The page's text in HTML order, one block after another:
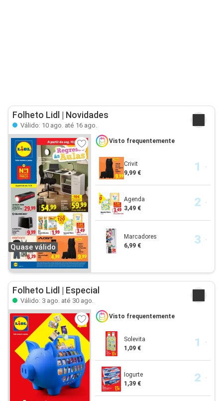
Folheto Lidl | Novidades
Válido: 10 ago. até 16 ago.
Quase válido
Visto frequentemente
Crivit
9,99 €
Agenda
3,49 €
Marcadores
6,99 €
Folheto Lidl | Especial
Válido: 3 ago. até 30 ago.
Visto frequentemente
Solevita
1,09 €
Iogurte
1,39 €